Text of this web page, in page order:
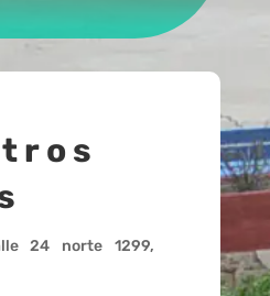
24 norte 1299,